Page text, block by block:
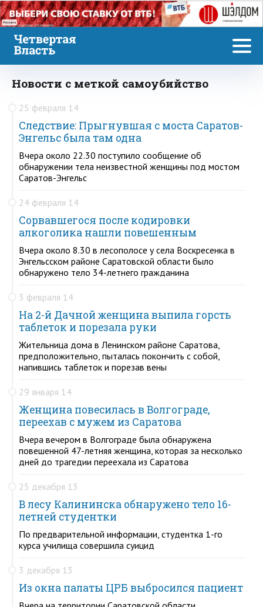
Реклама
Новости с меткой самоубийство
25 февраля 14
Следствие: Прыгнувшая с моста Саратов-
Энгельс была там одна
Вчера около 22.30 поступило сообщение об
обнаружении тела неизвестной женщины под мостом
Саратов-Энгельс
24 февраля 14
Сорвавшегося после кодировки
алкоголика нашли повешенным
Вчера около 8.30 в лесополосе у села Воскресенка в
Энгельсском районе Саратовской области было
обнаружено тело 34-летнего гражданина
3 февраля 14
На 2-й Дачной женщина выпила горсть
таблеток и порезала руки
Жительница дома в Ленинском районе Саратова,
предположительно, пыталась покончить с собой,
напившись таблеток и порезав вены
29 января 14
Женщина повесилась в Волгограде,
переехав с мужем из Саратова
Вчера вечером в Волгограде была обнаружена
повешенной 47-летняя женщина, которая за несколько
дней до трагедии переехала из Саратова
25 декабря 13
В лесу Калининска обнаружено тело 16-
летней студентки
По предварительной информации, студентка 1-го
курса училища совершила суицид
3 декабря 13
Из окна палаты ЦРБ выбросился пациент